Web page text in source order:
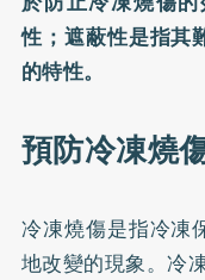
性；遮蔽性是指其
的特性。
預防冷凍燒
冷凍燒傷是指冷凍
地改變的現象。冷